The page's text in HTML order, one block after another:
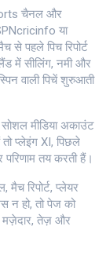
चैनल और
या
से पहले पिच रिपोर्ट
में सीलिंग, नमी और
वाली पिचें शुरुआती
मीडिया अकाउंट
प्लेइंग XI, पिछले
परिणाम तय करती हैं।
रिपोर्ट, प्लेयर
न हो, तो पेज को
मज़ेदार, तेज़ और